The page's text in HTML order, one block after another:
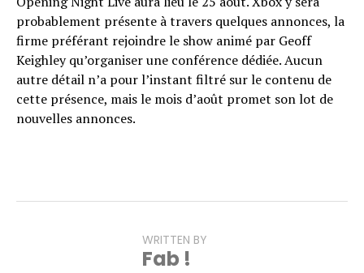
probablement présente à travers quelques annonces, la
firme préférant rejoindre le show animé par Geoff
Keighley qu’organiser une conférence dédiée. Aucun
autre détail n’a pour l’instant filtré sur le contenu de
cette présence, mais le mois d’août promet son lot de
nouvelles annonces.
WRITTEN BY
Fab !